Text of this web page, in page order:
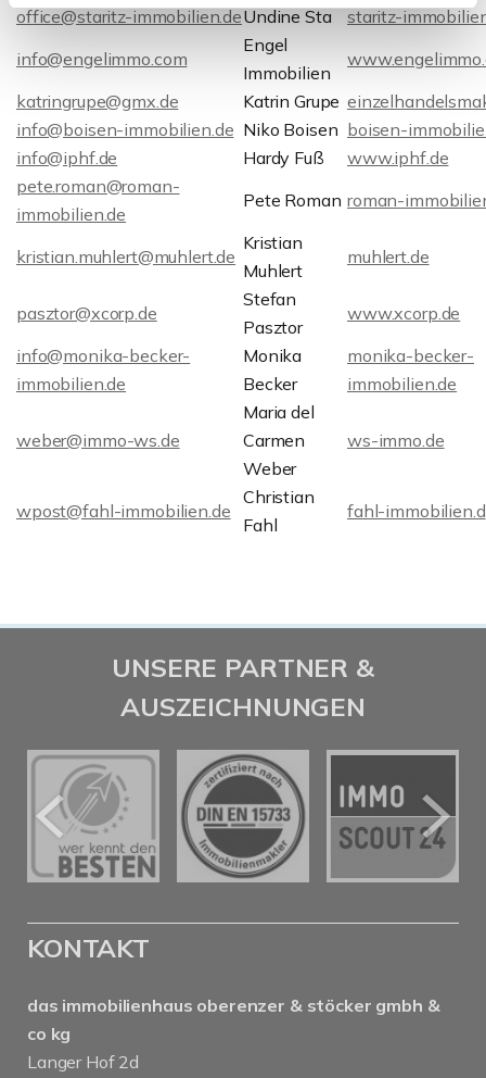
office@staritz-immobilien.deUndine Sta
staritz-
info@engelimmo.com
Engel
Immobilien
katringrupe@gmx.de
Katrin Grupe
info@boisen-immobilien.de Niko Boisen boisen-
info@iphf.de
Hardy Fuß
www.iphf.de
pete.roman@roman-
immobilien.de
Pete Roman roman-
kristian.muhlert@muhlert.de
Kristian
Muhlert
muhlert.de
pasztor@xcorp.de
Stefan
Pasztor
www.xcorp.de
info@monika-becker-
immobilien.de
Monika
Becker
monika-becker-
immobilien.de
weber@immo-ws.de
Maria del
Carmen
Weber
ws-immo.de
wpost@fahl-immobilien.de
Christian
Fahl
fahl-immobilien.d
UNSERE PARTNER &
AUSZEICHNUNGEN
KONTAKT
das immobilienhaus oberenzer & stöcker gmbh &
co kg
Langer Hof 2d